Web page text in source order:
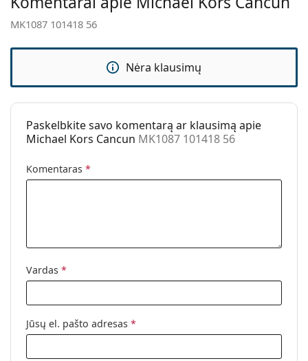
Valymo šluostė:
Taip
Kita
Lytis:
Moterims
Akiniai nuo saulės
Naudojimas:
Madingi
Kodas:
MK1087 101418 56
MK1087 101418 56
Nėra klausimų
Paskelbkite savo komentarą ar klausimą apie
Michael Kors Cancun MK1087 101418 56
Komentaras *
Vardas *
Jūsų el. pašto adresas *